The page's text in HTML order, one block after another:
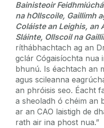
Bainisteoir
na hOllscoile, Gaillimh
Coláiste an Leighis, an
Sláinte, Ollscoil na
ríthábhachtach ag an
gclár Cógaisíochta nua
bhunú. Is éachtach an
agus scileanna
an phróisis seo. Éacht
a sheoladh ó chéim an
ar an CAO laistigh de
rath air ina phost nua.”